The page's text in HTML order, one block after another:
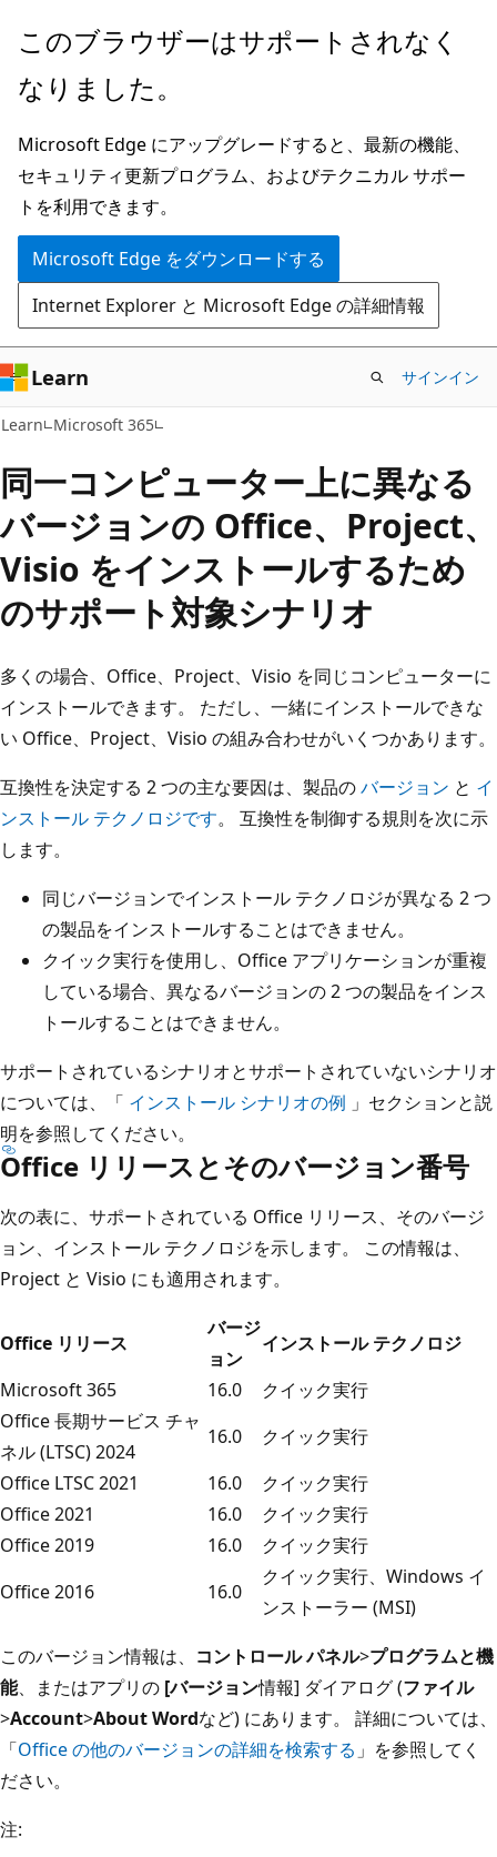
メ
ン
ン
テ
ン
ツ
に
ス
キ
ッ
プ
このブラウザーはサポートされなく
なりました。
Microsoft Edge にアップグレードすると、最新の機能、
セキュリティ更新プログラム、およびテクニカル サポー
トを利用できます。
Microsoft Edge をダウンロードする
Internet Explorer と Microsoft Edge の詳細情報
Learn サインイン
Learn Microsoft 365
同一コンピューター上に異なる
バージョンの Office、Project、
Visio をインストールするため
のサポート対象シナリオ
多くの場合、Office、Project、Visio を同じコンピューターに
インストールできます。 ただし、一緒にインストールできな
い Office、Project、Visio の組み合わせがいくつかあります。
互換性を決定する 2 つの主な要因は、製品のバージョン と イ
ンストール テクノロジです。 互換性を制御する規則を次に示
します。
同じバージョンでインストール テクノロジが異なる 2 つ
の製品をインストールすることはできません。
クイック実行を使用し、Office アプリケーションが重複
している場合、異なるバージョンの 2 つの製品をインス
トールすることはできません。
サポートされているシナリオとサポートされていないシナリオ
については、「 インストール シナリオの例 」セクションと説
明を参照してください。
Office リリースとそのバージョン番号
次の表に、サポートされている Office リリース、そのバージ
ョン、インストール テクノロジを示します。 この情報は、
Project と Visio にも適用されます。
Office リリース
バージ
ョン
インストール テクノロジ
Microsoft 365
16.0
クイック実行
Office 長期サービス チャ
ネル (LTSC) 2024
16.0
クイック実行
Office LTSC 2021
16.0
クイック実行
Office 2021
16.0
クイック実行
Office 2019
16.0
クイック実行
Office 2016
16.0
クイック実行、Windows イ
ンストーラー (MSI)
このバージョン情報は、 コントロール パネル>プログラムと機
能、またはアプリの [バージョン情報] ダイアログ (ファイル
>Account>About Wordなど) にあります。 詳細については、
「Office の他のバージョンの詳細を検索する 」を参照してく
ださい。
注: